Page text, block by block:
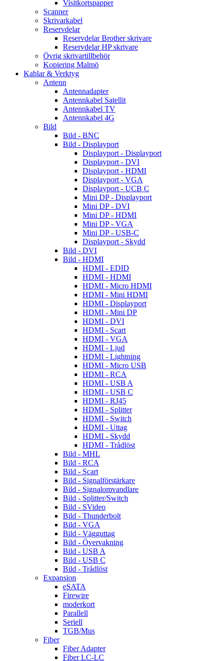
Visitkortspapper
Scanner
Skrivarkabel
Reservdelar
Reservdelar Brother skrivare
Reservdelar HP skrivare
Övrig skrivartillbehör
Kopiering Malmö
Kablar & Verktyg
Antenn
Antennadapter
Antennkabel Satellit
Antennkabel TV
Antennkabel 4G
Bild
Bild - BNC
Bild - Displayport
Displayport - Displayport
Displayport - DVI
Displayport - HDMI
Displayport - VGA
Displayport - UCB C
Mini DP - Displayport
Mini DP - DVI
Mini DP - HDMI
Mini DP - VGA
Mini DP - USB-C
Displayport - Skydd
Bild - DVI
Bild - HDMI
HDMI - EDID
HDMI - HDMI
HDMI - Micro HDMI
HDMI - Mini HDMI
HDMI - Displayport
HDMI - Mini DP
HDMI - DVI
HDMI - Scart
HDMI - VGA
HDMI - Ljud
HDMI - Lightning
HDMI - Micro USB
HDMI - RCA
HDMI - USB A
HDMI - USB C
HDMI - RJ45
HDMI - Splitter
HDMI - Switch
HDMI - Uttag
HDMI - Skydd
HDMI - Trådlöst
Bild - MHL
Bild - RCA
Bild - Scart
Bild - Signalförstärkare
Bild - Signalomvandlare
Bild - Splitter/Switch
Bild - SVideo
Bild - Thunderbolt
Bild - VGA
Bild - Vägguttag
Bild - Övervakning
Bild - USB A
Bild - USB C
Bild - Trådlöst
Expansion
eSATA
Firewire
moderkort
Parallell
Seriell
TGB/Mus
Fiber
Fiber Adapter
Fiber LC-LC